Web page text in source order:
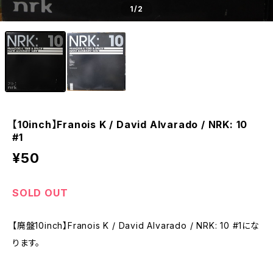
1/2
【10inch】Franois K / David Alvarado / NRK: 10
#1
¥50
SOLD OUT
【廃盤10inch】Franois K / David Alvarado / NRK: 10 #1にな
ります。